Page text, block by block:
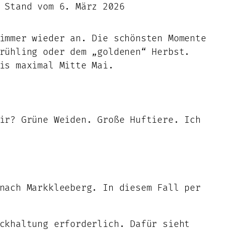
vom 6. März 2026
wieder an. Die schönsten Momente
oder dem „goldenen“ Herbst.
maximal Mitte Mai.
Grüne Weiden. Große Huftiere. Ich
Markkleeberg. In diesem Fall per
erforderlich. Dafür sieht